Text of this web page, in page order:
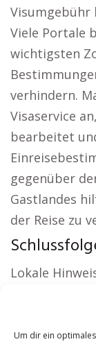
Um dir ein
Visumgebühr
Viele Portale
wichtigsten
verhindern.
Visaservice
bearbeitet
gegenüber
Gastlandes
der Reise zu
Lokale
Bad